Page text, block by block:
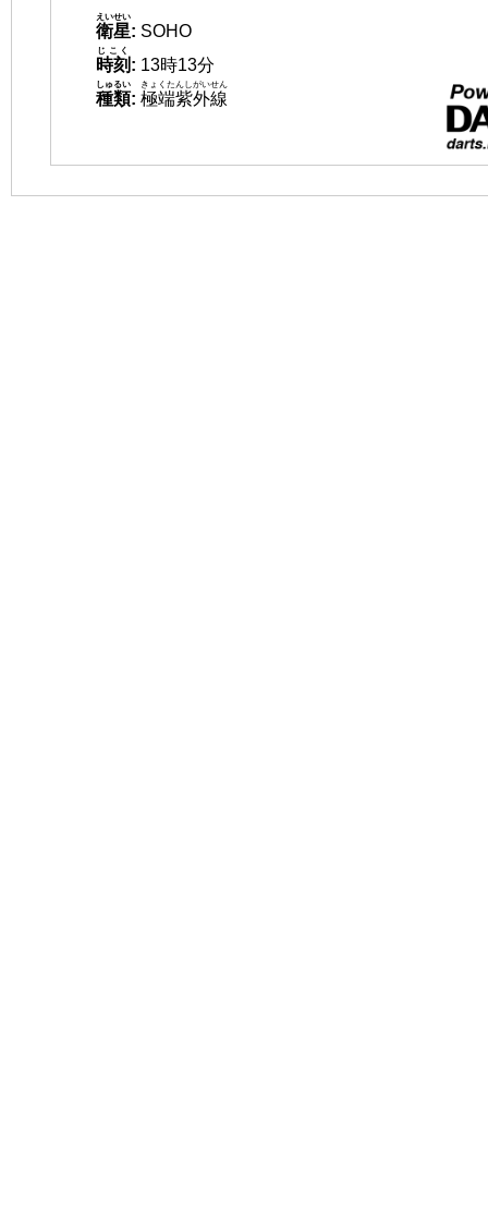
衛星
えいせい
: SOHO
時刻
じこく
: 13時13分
種類
しゅるい
: 極端紫外線
きょくたんしがいせん